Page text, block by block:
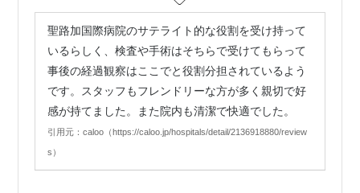
聖路加国際病院のサテライト的な役割を受け持って
いるらしく、検査や手術はそちらで受けてもらって
事後の経過観察はここでと役割分担されているよう
です。スタッフもフレンドリーな方が多く親切で好
感が持てました。また院内も清潔で快適でした。
引用元：caloo（https://caloo.jp/hospitals/detail/2136918880/review
s）